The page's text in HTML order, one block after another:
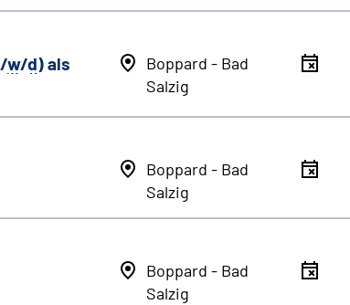
/w/d) als
Boppard - Bad
Salzig
Boppard - Bad
Salzig
Boppard - Bad
Salzig